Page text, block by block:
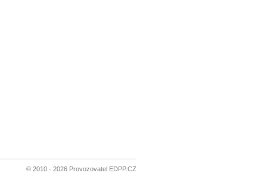
© 2010 - 2026 Provozovatel EDPP.CZ